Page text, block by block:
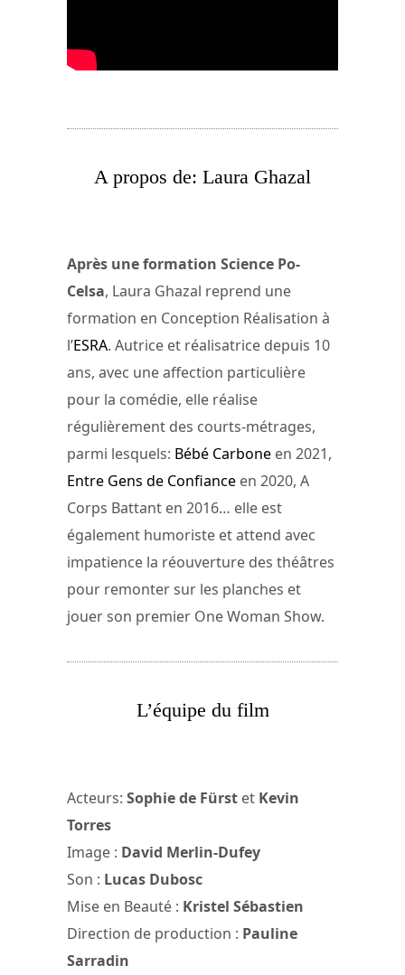
A propos de: Laura Ghazal
Après une formation Science Po-
Celsa, Laura Ghazal reprend une
formation en Conception Réalisation à
l’ESRA. Autrice et réalisatrice depuis 10
ans, avec une affection particulière
pour la comédie, elle réalise
régulièrement des courts-métrages,
parmi lesquels: Bébé Carbone en 2021,
Entre Gens de Confiance en 2020, A
Corps Battant en 2016… elle est
également humoriste et attend avec
impatience la réouverture des théâtres
pour remonter sur les planches et
jouer son premier One Woman Show.
L’équipe du film
Acteurs: Sophie de Fürst et Kevin
Torres
Image : David Merlin-Dufey
Son : Lucas Dubosc
Mise en Beauté : Kristel Sébastien
Direction de production : Pauline
Sarradin